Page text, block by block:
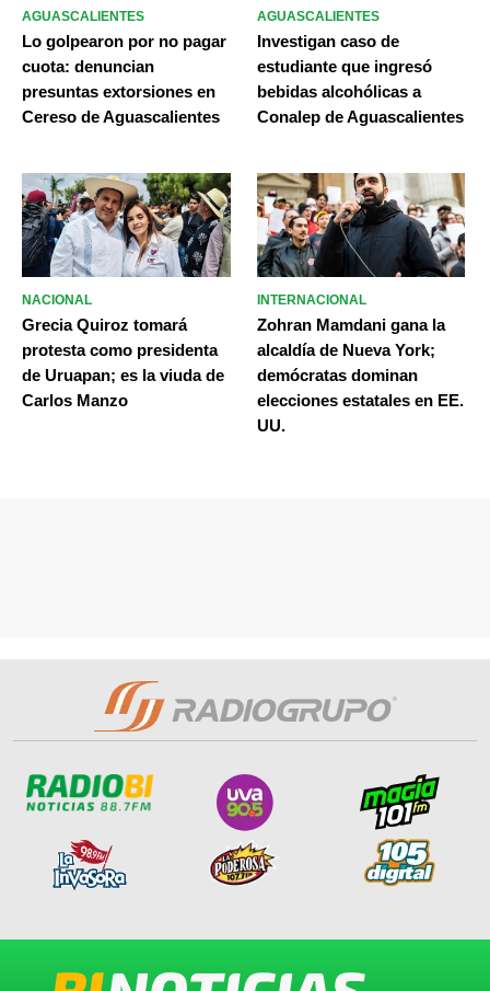
AGUASCALIENTES
Lo golpearon por no pagar
cuota: denuncian
presuntas extorsiones en
Cereso de Aguascalientes
AGUASCALIENTES
Investigan caso de
estudiante que ingresó
bebidas alcohólicas a
Conalep de Aguascalientes
NACIONAL
Grecia Quiroz tomará
protesta como presidenta
de Uruapan; es la viuda de
Carlos Manzo
INTERNACIONAL
Zohran Mamdani gana la
alcaldía de Nueva York;
demócratas dominan
elecciones estatales en EE.
UU.